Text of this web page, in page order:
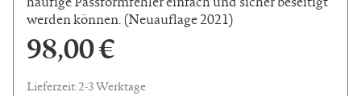
werden können. (Neuauflage 2021)
98,00 €
Lieferzeit: 2-3 Werktage